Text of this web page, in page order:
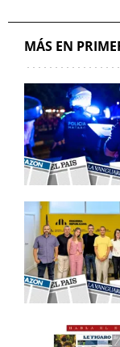
MÁS EN